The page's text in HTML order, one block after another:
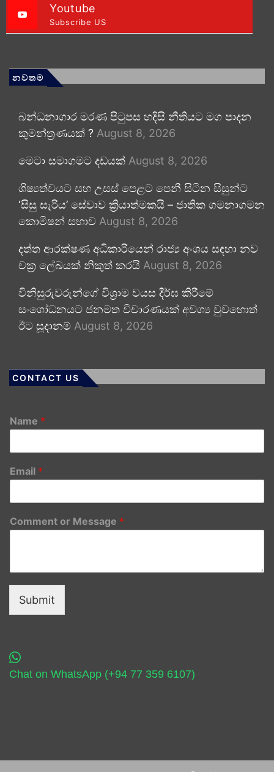
Youtube
Subscribe US
නවතම
බන්ධනාගාර මරණ පිටුපස හදිසි නීතියට මග පාදන
කුමන්ත්‍රණයක් ? August 8, 2026
මෙටා සමාගමට දඩයක් August 8, 2026
ශිෂ්‍යත්වයට සහ උසස් පෙළට පෙනී සිටින සිසුන්ට
‘සිසු සැරිය’ සේවාව ක්‍රියාත්මකයි – ජාතික ගමනාගමන
කොමිෂන් සභාව August 8, 2026
දත්ත ආරක්ෂණ අධිකාරියෙන් රාජ්‍ය අංශය සඳහා නව
චක්‍ර ලේඛයක් නිකුත් කරයි August 8, 2026
විනිසුරුවරුන්ගේ විශ්‍රාම වයස දීර්ඝ කිරීමේ
සංශෝධනයට ජනමත විචාරණයක් අවශ්‍ය වුවහොත්
ඊට සූදානම් August 8, 2026
CONTACT US
Name *
Email *
Comment or Message *
Submit
Chat on WhatsApp (+94 77 359 6107)